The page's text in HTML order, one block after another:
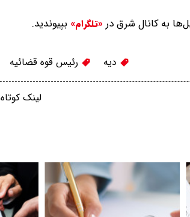
به کانال شرق در «تلگرام» بپیوندید.
دیه رئیس قوه قضائیه
لینک کوتاه